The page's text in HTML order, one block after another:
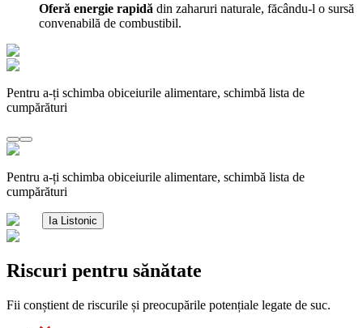
Oferă energie rapidă din zaharuri naturale, făcându-l o sursă
convenabilă de combustibil.
Pentru a-ți schimba obiceiurile alimentare, schimbă lista de
cumpărături
Pentru a-ți schimba obiceiurile alimentare, schimbă lista de
cumpărături
Ia Listonic
Riscuri pentru sănătate
Fii conștient de riscurile și preocupările potențiale legate de suc.